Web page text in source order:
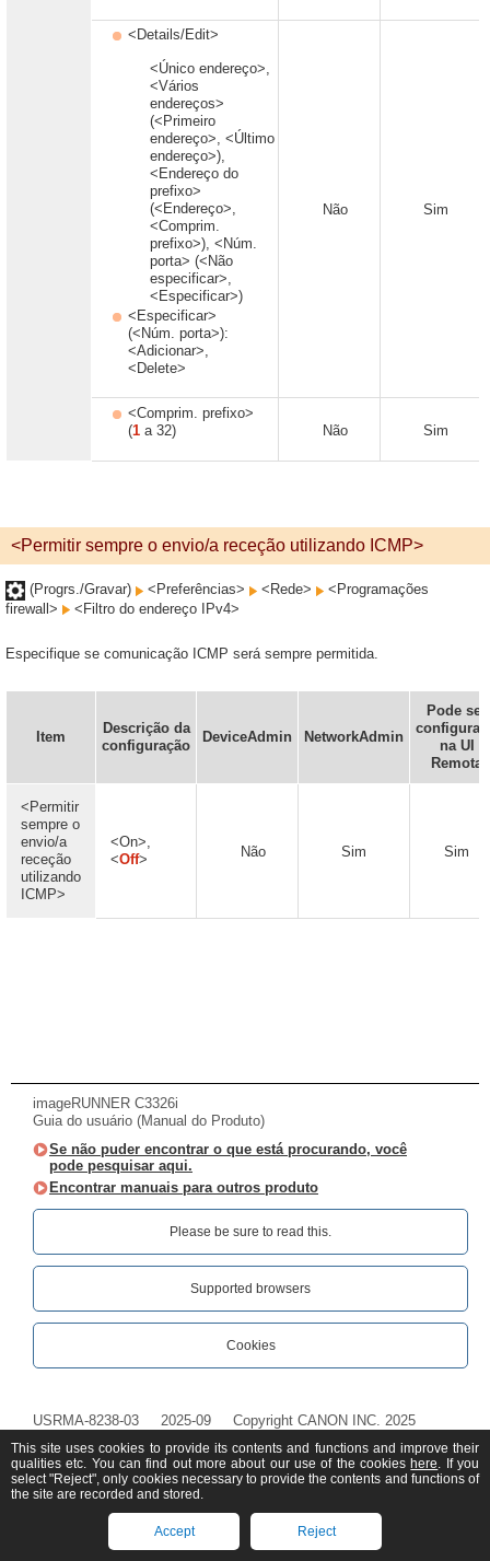
<Details/Edit>
<Único endereço>,
<Vários
endereços>
(<Primeiro
endereço>, <Último
endereço>),
<Endereço do
prefixo>
(<Endereço>,
<Comprim.
prefixo>), <Núm.
porta> (<Não
especificar>,
<Especificar>)
<Especificar>
(<Núm. porta>):
<Adicionar>,
<Delete>
Não Sim
<Comprim. prefixo>
(1 a 32) Não Sim
<Permitir sempre o envio/a receção utilizando ICMP>
(Progrs./Gravar) <Preferências> <Rede>
<Programações
firewall>
<Filtro do endereço IPv4>
Especifique se comunicação ICMP será sempre permitida.
Item
Descrição da
configuração
DeviceAdmin NetworkAdmin
Pode ser
na UI
Remota
<Permitir
sempre o
envio/a
receção
utilizando
ICMP>
<On>,
<Off> Não Sim Sim
imageRUNNER C3326i
Guia do usuário (Manual do Produto)
Se não puder encontrar o que está procurando, você
pode pesquisar aqui.
Encontrar manuais para outros produto
Please be sure to read this.‎
Supported browsers
Cookies
USRMA-8238-03 2025-09 Copyright CANON INC. 2025
This site uses cookies to provide its contents and functions and improve their
qualities etc. You can find out more about our use of the cookies here. If you
select "Reject", only cookies necessary to provide the contents and functions of
the site are recorded and stored.
Accept Reject